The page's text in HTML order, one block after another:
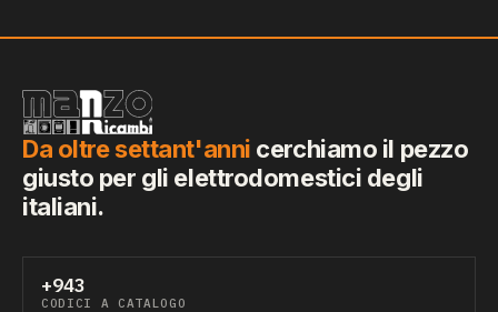
Da oltre settant'anni cerchiamo il pezzo
giusto per gli elettrodomestici degli
italiani.
+943
CODICI A CATALOGO